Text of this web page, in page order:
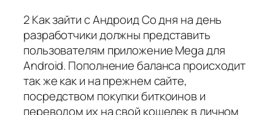
2 Как зайти с Андроид Со дня на день
разработчики должны представить
пользователям приложение Mega для
Android. Пополнение баланса происходит
так же как и на прежнем сайте,
посредством покупки биткоинов и
переводом их на свой кошелек в личном